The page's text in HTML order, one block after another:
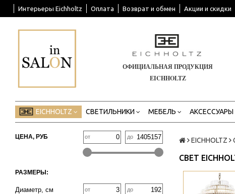
Интерьеры Eichholtz Оплата Возврат и обмен Акции и скидки
ОФИЦИАЛЬНАЯ ПРОДУКЦИЯ
EICHHOLTZ
EICHHOLTZ СВЕТИЛЬНИКИ МЕБЕЛЬ АКСЕССУАРЫ
ЦЕНА, РУБ от до
РАЗМЕРЫ:
Диаметр, см от до
EICHHOLTZ
СВЕТ
>